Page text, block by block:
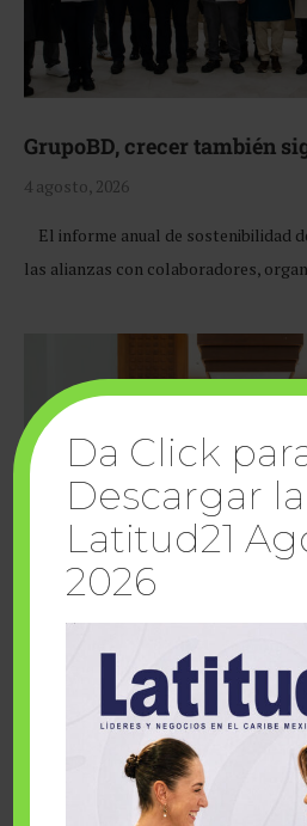
GrupoBD, crecer también
4 agosto, 2026
El informe anual de sostenibilidad
las alianzas con colaboradores,
Cuando la solidaridad
sueños Fairmont
Da Click
Descargar
Latitud21
2026